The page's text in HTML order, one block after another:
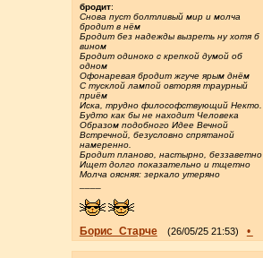
бродит:
Снова пуст болтливый мир и молча
бродит в нём
Бродит без надежды вызреть ну хотя б
вином
Бродит одиноко с крепкой думой об
одном
Офонаревая бродит жгуче ярым днём
С тусклой лампой овторяя траурный
приём
Иска, трудно философствующий Некто.
Будто как бы не находит Человека
Образом подобного Идее Вечной
Встречной, безусловно спрятаной
намеренно.
Бродит планово, настырно, беззаветно
Ищет долго показательно и тщетно
Молча оясняя: зеркало утеряно
Борис_Старче (26/05/25 21:53) •